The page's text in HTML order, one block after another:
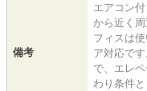
備考
エアコン
から近く
フィスは
ア対応で
で、エレ
わり条件